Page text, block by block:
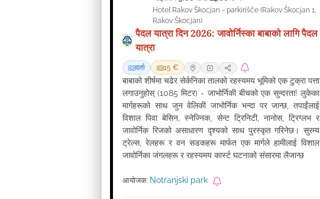
Hotel Rakov Škocjan - parkirišče (Rakov Škocjan 1,
Rakov Škocjan)
दर्ता 15 €
पैदल यात्रा दिन 2026: जावोर्निस्का बाबाको लागि पैदल
यात्रा
बाबाको शीर्षमा चढेर सेर्कनिका तालको रहस्यमय भूमिको एक टुक्रा पत्ता
लगाउनुहोस् (1085 मिटर) - जाभोर्निकी बीचको एक सुन्दरता! लुकेका
मार्गहरूको साथ जुन वेलिकी जाभोर्निक भन्दा पर जान्छ, तपाईंलाई
विशाल पिवा बेसिन, स्नेज्निक, सेन्ट ट्रिनिटी, नानोस, ट्रिग्लभ र
जावोर्निक रिजको असाधारण दृश्यको साथ पुरस्कृत गरिनेछ। सुरम्य
ट्रेल्स, रेलहरू र वन सडकहरू मार्फत एक मार्गले हामीलाई विशाल
जावोर्निका जंगलहरू र रहस्यमय कार्स्ट घटनाको संसारमा लैजान्छ
आयोजक: Notranjski park